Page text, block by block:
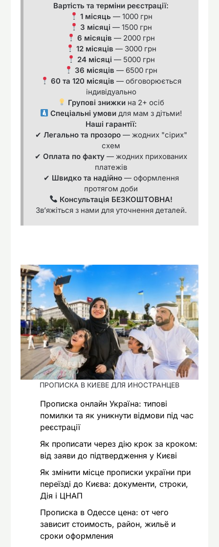
Вартість та терміни реєстрації:
1 місяць — 1000 грн
3 місяці — 1500 грн
6 місяців — 2000 грн
12 місяців — 3000 грн
24 місяці — 5000 грн
36 місяців — 6500 грн
60 та 120 місяців — обговорюється
індивідуально
Групові знижки на 2+ осіб
Спеціальні умови для мам з дітьми!
Наші гарантії:
✔ Легально та прозоро— жодних "сірих"
схем
✔ Оплата по факту — жодних прихованих
платежів
✔ Швидко та надійно— оформлення
протягом доби
Консультація БЕЗКОШТОВНА!
Зв’яжіться з нами для уточнення деталей.
ПРОПИСКА В КИЕВЕ ДЛЯ ИНОСТРАНЦЕВ
Прописка онлайн Україна: типові
помилки та як уникнути відмови під час
реєстрації
Як прописати через дію крок за кроком:
від заяви до підтвердження у Києві
Як змінити місце прописки україни при
переїзді до Києва: документи, строки,
Дія і ЦНАП
Прописка в Одессе цена: от чего
зависит стоимость, район, жильё и
сроки оформления